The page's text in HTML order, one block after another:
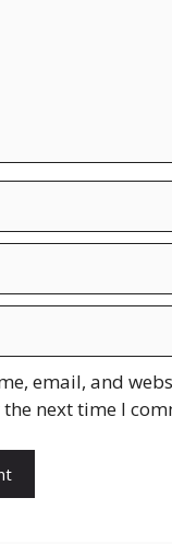
email, and
next time I